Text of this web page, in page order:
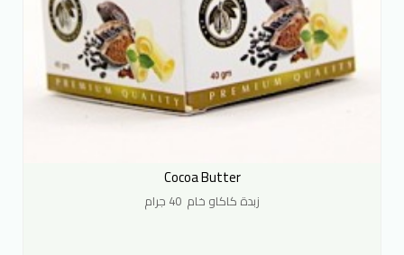
Cocoa Butter
زبدة كاكاو خام 40 جرام